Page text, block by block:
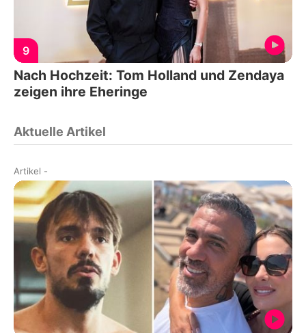
9
Nach Hochzeit: Tom Holland und Zendaya
zeigen ihre Eheringe
Aktuelle Artikel
Artikel -